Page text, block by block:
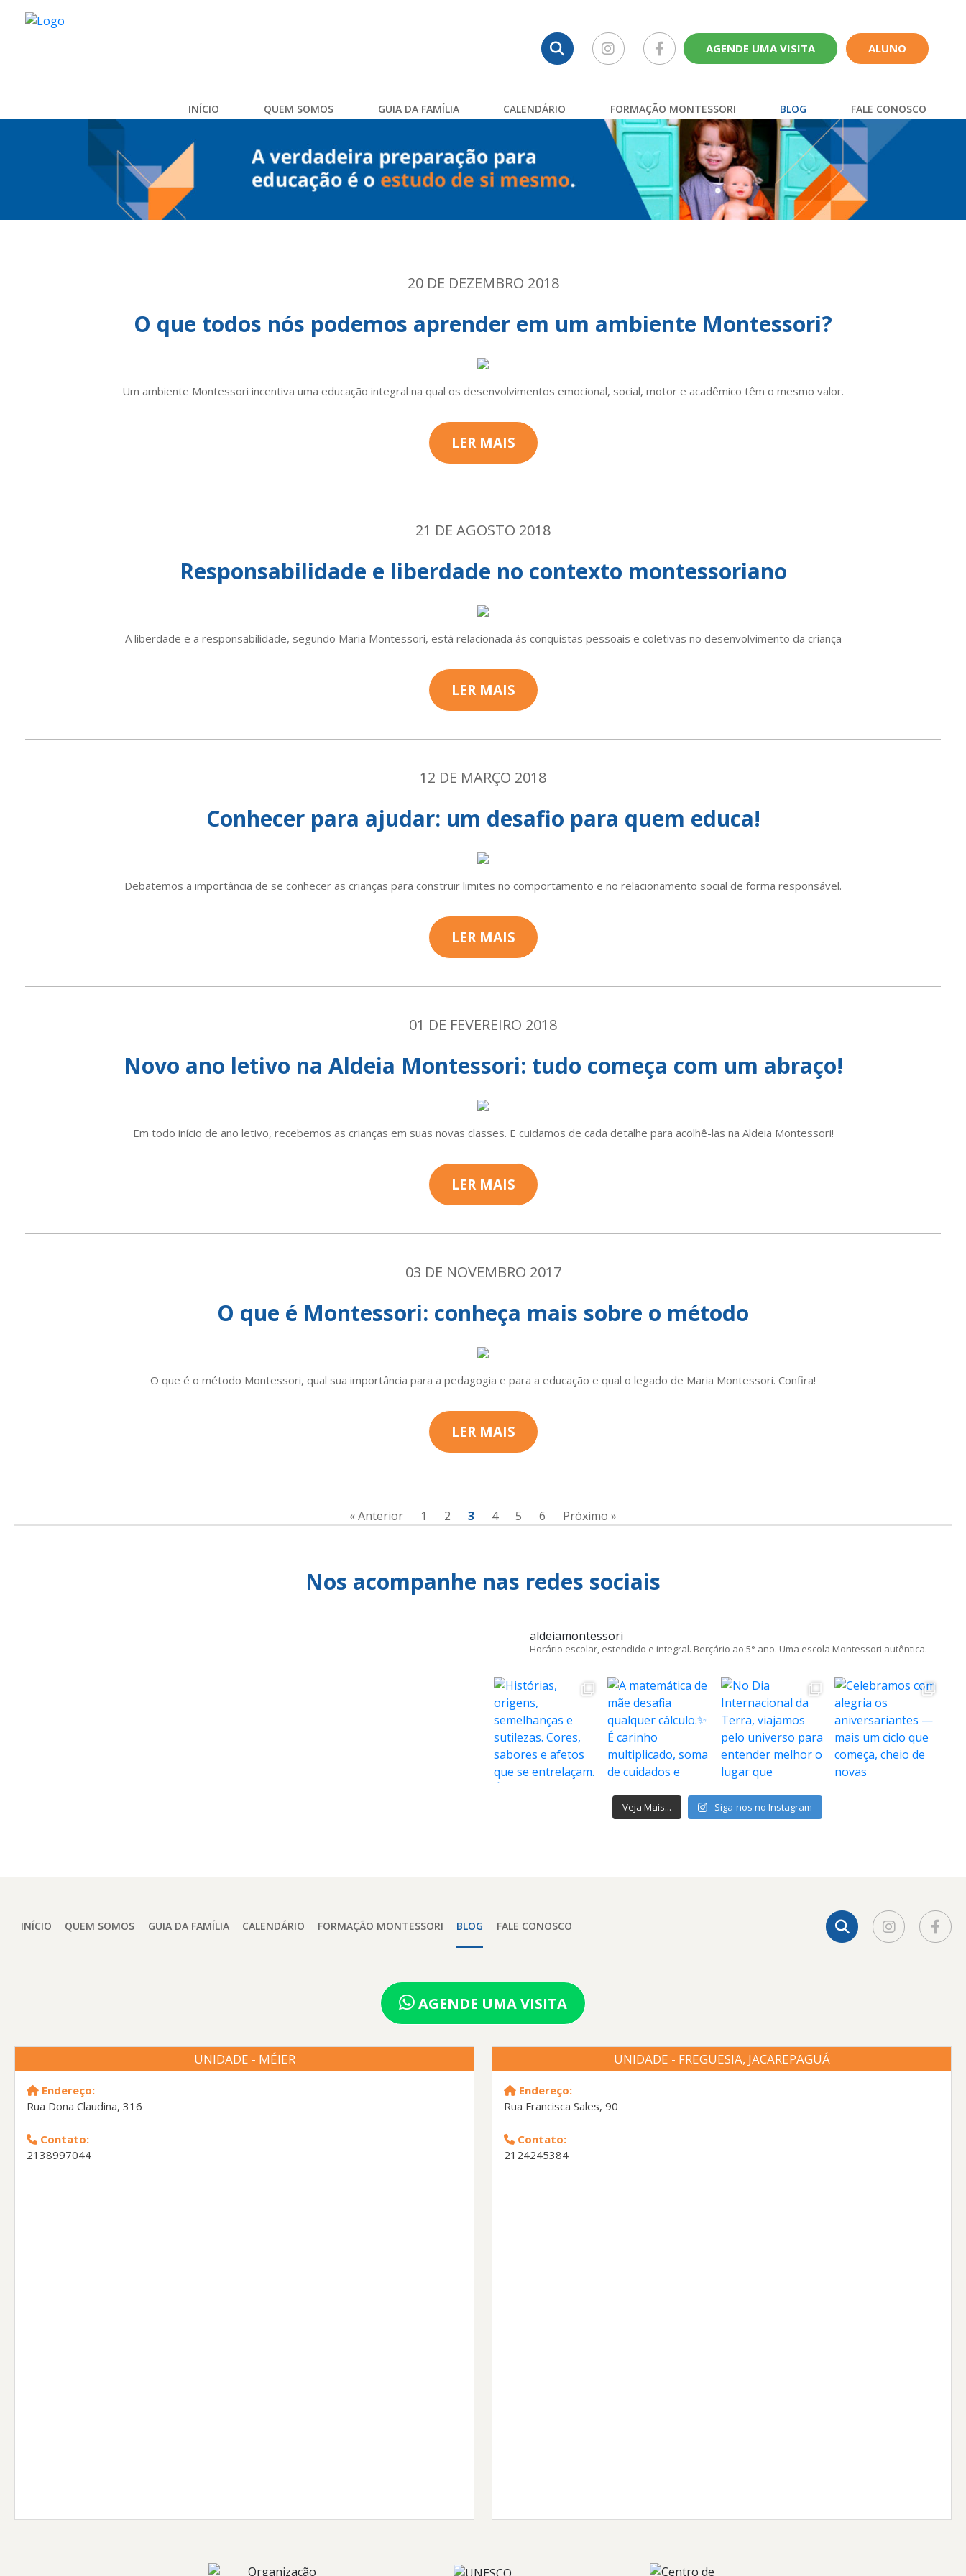
AGENDE UMA VISITA ALUNO
INÍCIO QUEM SOMOS GUIA DA FAMÍLIA CALENDÁRIO FORMAÇÃO MONTESSORI BLOG FALE CONOSCO
20 DE DEZEMBRO 2018
O que todos nós podemos aprender em um ambiente Montessori?
Um ambiente Montessori incentiva uma educação integral na qual os desenvolvimentos emocional, social, motor e acadêmico têm o mesmo valor.
LER MAIS
21 DE AGOSTO 2018
Responsabilidade e liberdade no contexto montessoriano
A liberdade e a responsabilidade, segundo Maria Montessori, está relacionada às conquistas pessoais e coletivas no desenvolvimento da criança
LER MAIS
12 DE MARÇO 2018
Conhecer para ajudar: um desafio para quem educa!
Debatemos a importância de se conhecer as crianças para construir limites no comportamento e no relacionamento social de forma responsável.
LER MAIS
01 DE FEVEREIRO 2018
Novo ano letivo na Aldeia Montessori: tudo começa com um abraço!
Em todo início de ano letivo, recebemos as crianças em suas novas classes. E cuidamos de cada detalhe para acolhê-las na Aldeia Montessori!
LER MAIS
03 DE NOVEMBRO 2017
O que é Montessori: conheça mais sobre o método
O que é o método Montessori, qual sua importância para a pedagogia e para a educação e qual o legado de Maria Montessori. Confira!
LER MAIS
« Anterior 1 2 3 4 5 6 Próximo »
Nos acompanhe nas redes sociais
aldeiamontessori
Horário escolar, estendido e integral. Berçário ao 5° ano. Uma escola Montessori autêntica.
Veja Mais... Siga-nos no Instagram
INÍCIO QUEM SOMOS GUIA DA FAMÍLIA CALENDÁRIO FORMAÇÃO MONTESSORI BLOG FALE CONOSCO
AGENDE UMA VISITA
UNIDADE - MÉIER
Endereço:
Rua Dona Claudina, 316
Contato:
2138997044
UNIDADE - FREGUESIA, JACAREPAGUÁ
Endereço:
Rua Francisca Sales, 90
Contato:
2124245384